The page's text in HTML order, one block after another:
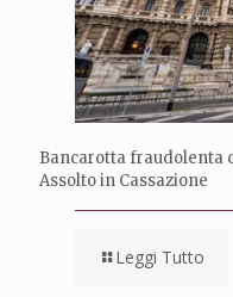
Bancarotta fraudolenta
Assolto in Cassazione
Leggi Tutto